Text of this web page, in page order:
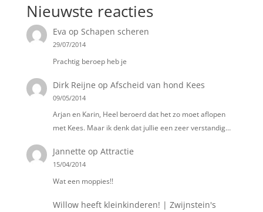
Nieuwste reacties
Eva opSchapen scheren
29/07/2014
Prachtig beroep heb je
Dirk Reijne opAfscheid van hond Kees
09/05/2014
Arjan en Karin, Heel beroerd dat het zo moet aflopen
met Kees. Maar ik denk dat jullie een zeer verstandig…
Jannette opAttractie
15/04/2014
Wat een moppies!!
Willow heeft kleinkinderen! | Zwijnstein's